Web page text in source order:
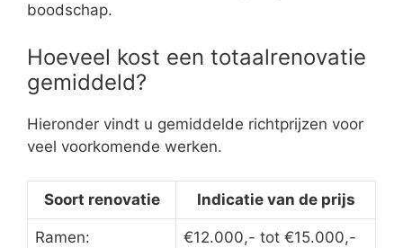
boodschap.
Hoeveel kost een totaalrenovatie
gemiddeld?
Hieronder vindt u gemiddelde richtprijzen voor
veel voorkomende werken.
Soort renovatie Indicatie van de prijs
Ramen: €12.000,- tot €15.000,-